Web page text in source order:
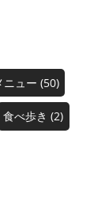
ニュー (50)
食べ歩き (2)